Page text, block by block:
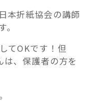
本折紙協会の講師
てOKです！但
は、保護者の方を